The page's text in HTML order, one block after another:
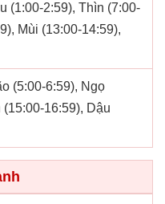
(1:00-2:59), Thìn (7:00-
Mùi (13:00-14:59),
(5:00-6:59), Ngọ
16:59), Dậu